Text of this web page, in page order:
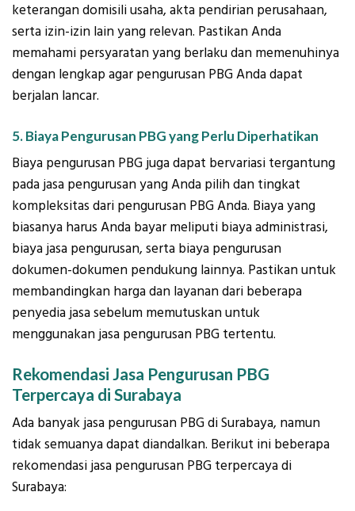
keterangan domisili usaha, akta pendirian perusahaan,
serta izin-izin lain yang relevan. Pastikan Anda
memahami persyaratan yang berlaku dan memenuhinya
dengan lengkap agar pengurusan PBG Anda dapat
berjalan lancar.
5. Biaya Pengurusan PBG yang Perlu Diperhatikan
Biaya pengurusan PBG juga dapat bervariasi tergantung
pada jasa pengurusan yang Anda pilih dan tingkat
kompleksitas dari pengurusan PBG Anda. Biaya yang
biasanya harus Anda bayar meliputi biaya administrasi,
biaya jasa pengurusan, serta biaya pengurusan
dokumen-dokumen pendukung lainnya. Pastikan untuk
membandingkan harga dan layanan dari beberapa
penyedia jasa sebelum memutuskan untuk
menggunakan jasa pengurusan PBG tertentu.
Rekomendasi Jasa Pengurusan PBG
Terpercaya di Surabaya
Ada banyak jasa pengurusan PBG di Surabaya, namun
tidak semuanya dapat diandalkan. Berikut ini beberapa
rekomendasi jasa pengurusan PBG terpercaya di
Surabaya: